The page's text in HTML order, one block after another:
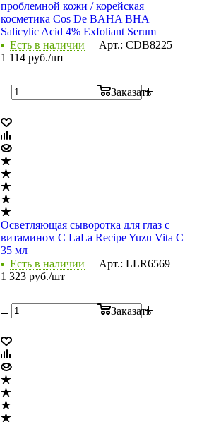
проблемной кожи / корейская
косметика Cos De BAHA BHA
Salicylic Acid 4% Exfoliant Serum
Есть в наличии
Арт.: CDB8225
1 114 руб./шт
Заказать
Осветляющая сыворотка для глаз с
витамином С LaLa Recipe Yuzu Vita C
35 мл
Есть в наличии
Арт.: LLR6569
1 323 руб./шт
Заказать